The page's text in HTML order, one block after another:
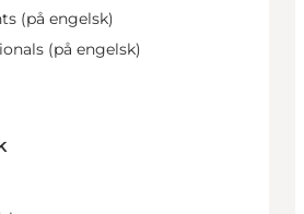
(på engelsk)
(på engelsk)